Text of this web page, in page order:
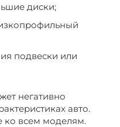
диски;
подвески или
негативно
авто.
ко всем моделям.